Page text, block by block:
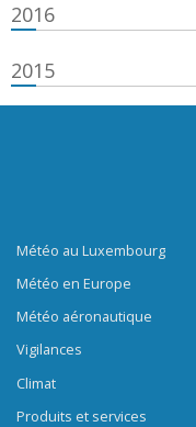
2016
2015
Météo au Luxembourg
Météo en Europe
Météo aéronautique
Vigilances
Climat
Produits et services